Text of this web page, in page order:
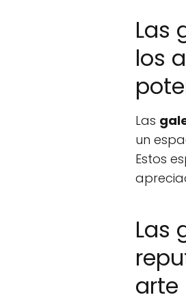
Las
los
Las
un
Estos
Las
arte